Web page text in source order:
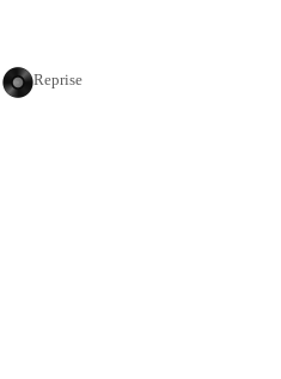
Reprise